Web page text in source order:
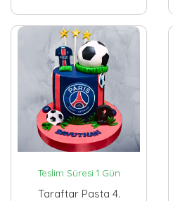
Teslim Süresi 1 Gün
Taraftar Pasta 4.